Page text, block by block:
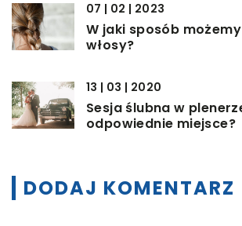
07 | 02 | 2023
W jaki sposób
włosy?
13 | 03 | 2020
Sesja ślubna w
odpowiednie miejsce?
DODAJ KOMENTARZ